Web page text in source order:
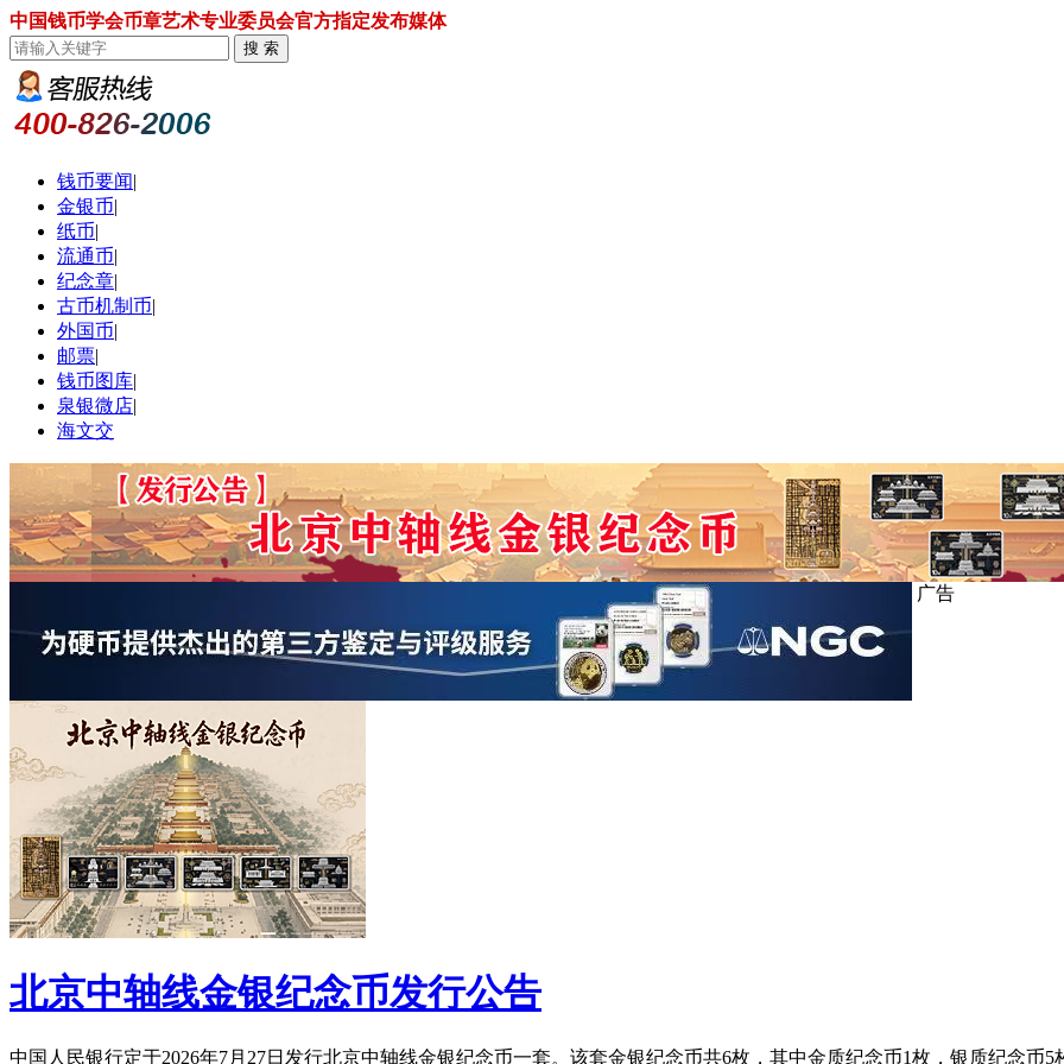
中国钱币学会币章艺术专业委员会官方指定发布媒体
钱币要闻|
金银币|
纸币|
流通币|
纪念章|
古币机制币|
外国币|
邮票|
钱币图库|
泉银微店|
海文交
广告
北京中轴线金银纪念币发行公告
中国人民银行定于2026年7月27日发行北京中轴线金银纪念币一套。该套金银纪念币共6枚，其中金质纪念币1枚，银质纪念币